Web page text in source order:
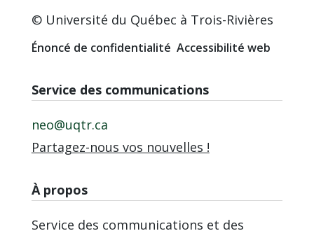
© Université du Québec à Trois-Rivières
Énoncé de confidentialité Accessibilité web
Service des communications
neo@uqtr.ca
Partagez-nous vos nouvelles !
À propos
Service des communications et des